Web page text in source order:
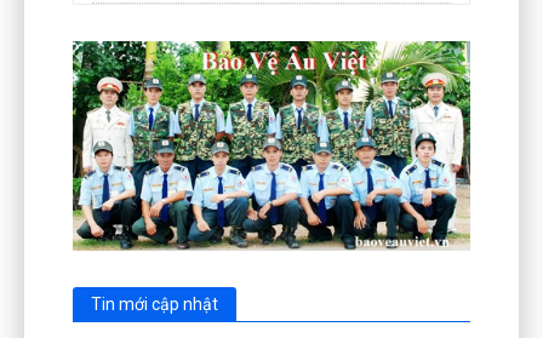
Tin mới cập nhật